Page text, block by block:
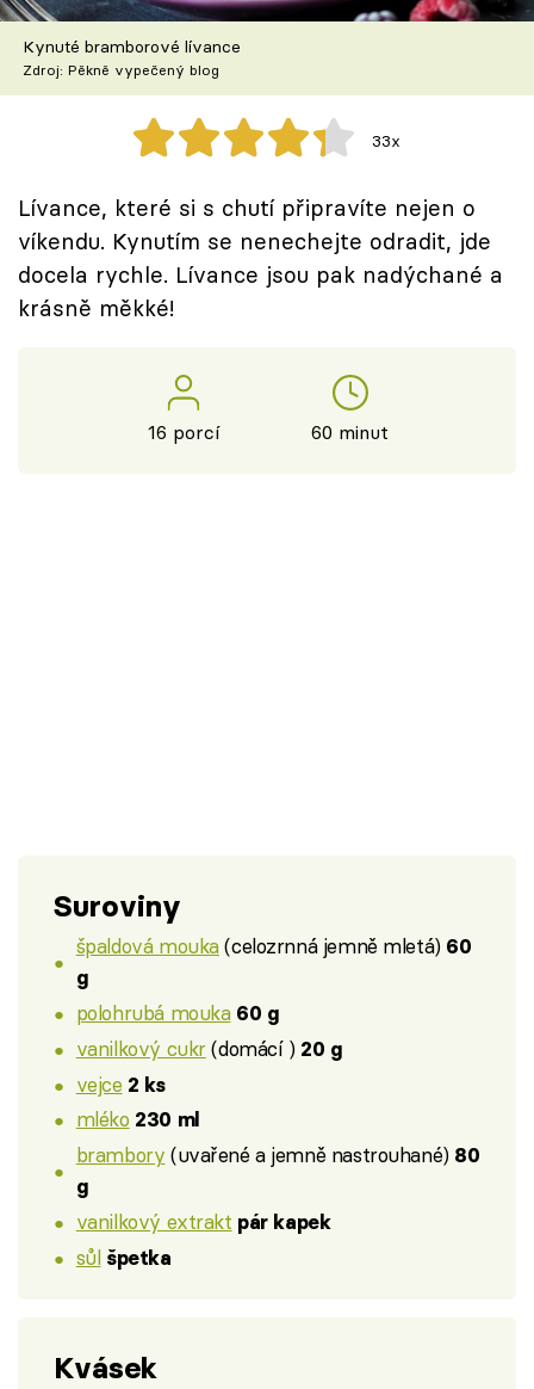
Škola vaření
Recepty z TV
Speciál: Cuketa
Těhotnej kuchař
Sledujte prima+
Kynuté bramborové lívance
Zdroj: Pěkně vypečený blog
33x
Lívance, které si s chutí připravíte nejen o
víkendu. Kynutím se nenechejte odradit, jde
docela rychle. Lívance jsou pak nadýchané a
krásně měkké!
16 porcí 60 minut
Suroviny
špaldová mouka(celozrnná jemně mletá) 60
g
polohrubá mouka 60 g
vanilkový cukr(domácí ) 20 g
vejce 2 ks
mléko 230 ml
brambory (uvařené a jemně nastrouhané) 80
g
vanilkový extrakt pár kapek
sůl špetka
Kvásek